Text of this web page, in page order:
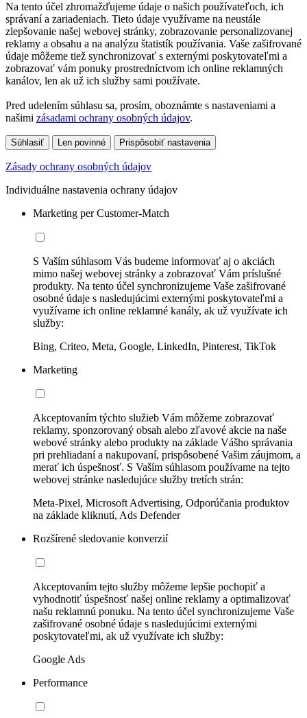
Na tento účel zhromažďujeme údaje o našich používateľoch, ich
správaní a zariadeniach. Tieto údaje využívame na neustále
zlepšovanie našej webovej stránky, zobrazovanie personalizovanej
reklamy a obsahu a na analýzu štatistík používania. Vaše zašifrované
údaje môžeme tiež synchronizovať s externými poskytovateľmi a
zobrazovať vám ponuky prostredníctvom ich online reklamných
kanálov, len ak už ich služby sami používate.
Pred udelením súhlasu sa, prosím, oboznámte s nastaveniami a
našimi zásadami ochrany osobných údajov.
Súhlasiť Len povinné Prispôsobiť nastavenia
Zásady ochrany osobných údajov
Individuálne nastavenia ochrany údajov
Marketing per Customer-Match
S Vaším súhlasom Vás budeme informovať aj o akciách
mimo našej webovej stránky a zobrazovať Vám príslušné
produkty. Na tento účel synchronizujeme Vaše zašifrované
osobné údaje s nasledujúcimi externými poskytovateľmi a
využívame ich online reklamné kanály, ak už využívate ich
služby:
Bing, Criteo, Meta, Google, LinkedIn, Pinterest, TikTok
Marketing
Akceptovaním týchto služieb Vám môžeme zobrazovať
reklamy, sponzorovaný obsah alebo zľavové akcie na naše
webové stránky alebo produkty na základe Vášho správania
pri prehliadaní a nakupovaní, prispôsobené Vašim záujmom, a
merať ich úspešnosť. S Vaším súhlasom používame na tejto
webovej stránke nasledujúce služby tretích strán:
Meta-Pixel, Microsoft Advertising, Odporúčania produktov
na základe kliknutí, Ads Defender
Rozšírené sledovanie konverzií
Akceptovaním tejto služby môžeme lepšie pochopiť a
vyhodnotiť úspešnosť našej online reklamy a optimalizovať
našu reklamnú ponuku. Na tento účel synchronizujeme Vaše
zašifrované osobné údaje s nasledujúcimi externými
poskytovateľmi, ak už využívate ich služby:
Google Ads
Performance